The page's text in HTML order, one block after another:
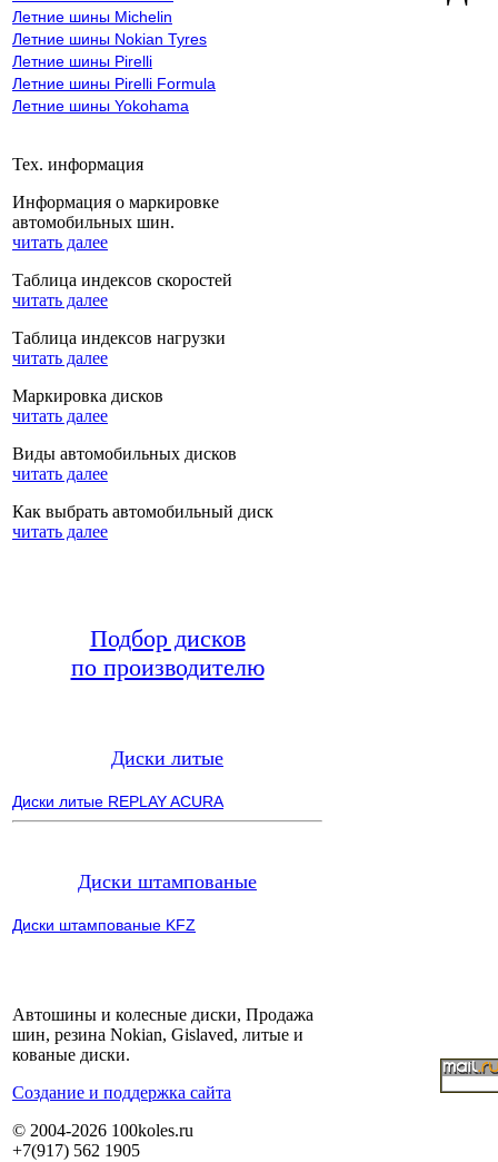
Летние шины Michelin
Летние шины Nokian Tyres
Летние шины Pirelli
Летние шины Pirelli Formula
Летние шины Yokohama
Тех. информация
Информация о маркировке
автомобильных шин.
читать далее
Таблица индексов скоростей
читать далее
Таблица индексов нагрузки
читать далее
Маркировка дисков
читать далее
Виды автомобильных дисков
читать далее
Как выбрать автомобильный диск
читать далее
Подбор дисков
по производителю
Диски литые
Диски литые REPLAY ACURA
Диски штампованые
Диски штампованые KFZ
Автошины и колесные диски, Продажа
шин, резина Nokian, Gislaved, литые и
кованые диски.
Cоздание и поддержка сайта
© 2004-2026 100koles.ru
+7(917) 562 1905